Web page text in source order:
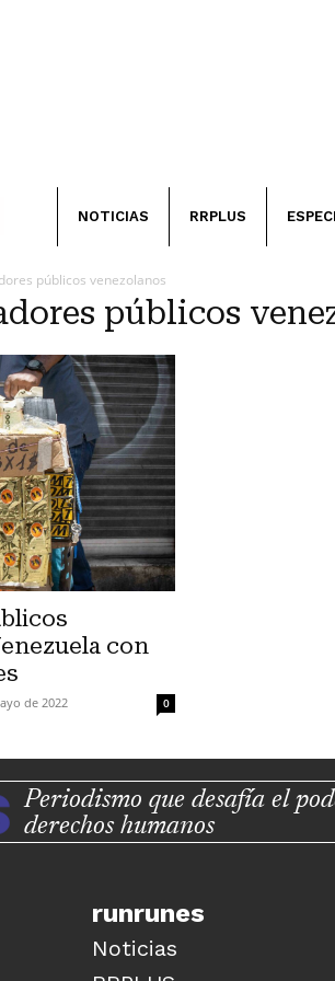
NOTICIAS RRPLUS
públicos venezolanos
públicos
con
de 2022 0
Periodismo que desafía el
derechos humanos
runrunes
Noticias